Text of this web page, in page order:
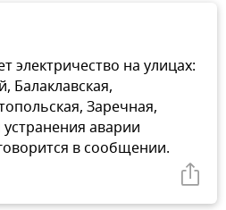
электричество на улицах:
Балаклавская,
Заречная,
аварии
в сообщении.